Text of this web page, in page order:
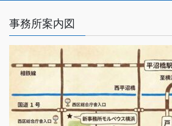
事務所案内図